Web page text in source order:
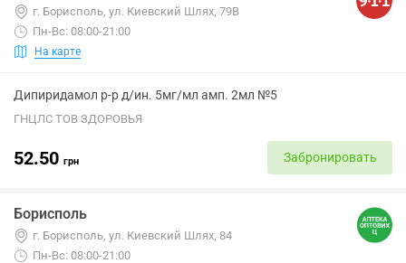
г. Борисполь, ул. Киевский Шлях, 79В
Пн-Вс: 08:00-21:00
На карте
Дипиридамол р-р д/ин. 5мг/мл амп. 2мл №5
ГНЦЛС ТОВ ЗДОРОВЬЯ
52.50 грн Забронировать
Борисполь
г. Борисполь, ул. Киевский Шлях, 84
Пн-Вс: 08:00-21:00